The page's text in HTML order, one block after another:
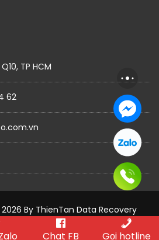
TP HCM
62
By ThienTan Data Recovery
Field by
Acme Themes
Chat FB Gọi hotline